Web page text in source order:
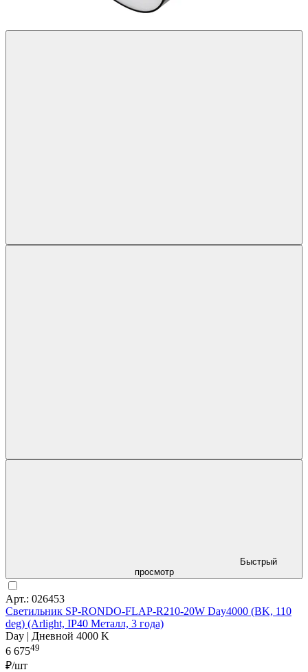
Быстрый
просмотр
Арт.: 026453
Светильник SP-RONDO-FLAP-R210-20W Day4000 (BK, 110
deg) (Arlight, IP40 Металл, 3 года)
Day | Дневной 4000 K
6 67549
₽/шт